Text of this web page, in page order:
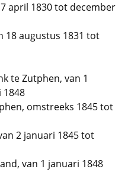
april 1830 tot december
18 augustus 1831 tot
te Zutphen, van 1
omstreeks 1845 tot
2 januari 1845 tot
van 1 januari 1848